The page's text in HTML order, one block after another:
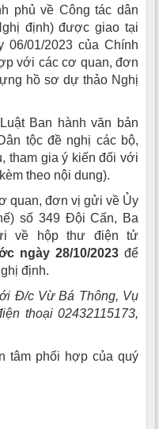
phủ về Công tác dân
định) được giao tại
06/01/2023 của Chính
với các cơ quan, đơn
hồ sơ dự thảo Nghị
Ban hành văn bản
tộc đề nghị các bộ,
tham gia ý kiến đối với
theo nội dung).
quan, đơn vị gửi về Ủy
số 349 Đội Cấn, Ba
về hộp thư điện tử
ngày 28/10/2023 để
định.
Đ/c Vừ Bá Thông, Vụ
thoại 02432115173,
tâm phối hợp của quý